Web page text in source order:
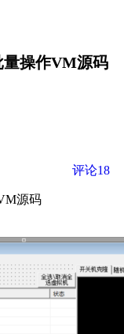
量操作VM源码
评论18
源码